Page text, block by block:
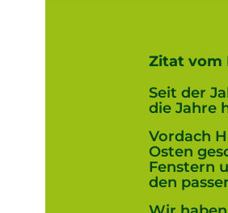
Zitat vom
Seit der
die Jahre
Vordach
Osten
Fenstern
den